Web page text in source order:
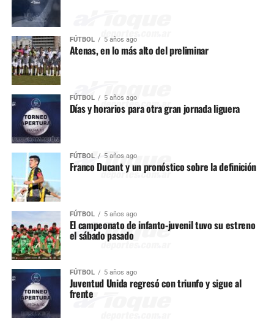
FÚTBOL 5 años ago
Atenas, en lo más alto del preliminar
FÚTBOL 5 años ago
Días y horarios para otra gran jornada liguera
FÚTBOL 5 años ago
Franco Ducant y un pronóstico sobre la definición
FÚTBOL 5 años ago
El campeonato de infanto-juvenil tuvo su estreno
el sábado pasado
FÚTBOL 5 años ago
Juventud Unida regresó con triunfo y sigue al
frente